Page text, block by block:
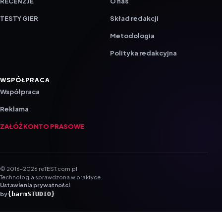
TESTY GIER Skład redakcji
Metodologia
Polityka redakcyjna
WSPÓŁPRACA
Współpraca
Reklama
ZAŁÓŻ KONTO PRASOWE
© 2016–2026 reTEST.com.pl
Technologia sprawdzona w praktyce.
Ustawienia prywatności
by{barmSTUDIO}